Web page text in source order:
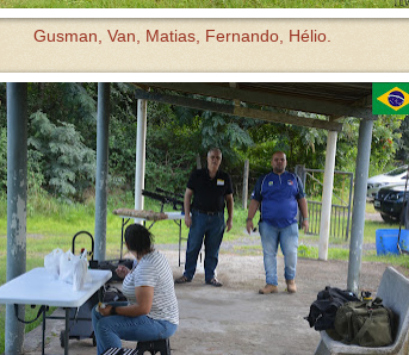
Gusman, Van, Matias, Fernando, Hélio.